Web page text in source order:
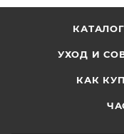
КАТАЛОГ
УХОД И
КАК